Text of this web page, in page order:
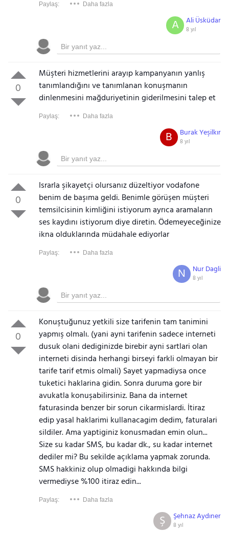
Paylaş: Daha fazla
Ali Üsküdar
8 yıl
A
0
Müşteri hizmetlerini arayıp kampanyanın yanlış
tanımlandığını ve tanımlanan konuşmanın
dinlenmesini mağduriyetinin giderilmesini talep et
Paylaş: Daha fazla
Burak Yeşilkır
8 yıl
B
0
Israrla şikayetçi olursanız düzeltiyor vodafone
benim de başıma geldi. Benimle görüşen müşteri
temsilcisinin kimliğini istiyorum ayrıca aramaların
ses kaydını istiyorum diye diretin. Ödemeyeceğinize
ikna olduklarında müdahale ediyorlar
Paylaş: Daha fazla
Nur Dagli
8 yıl
N
0
Konuştuğunuz yetkili size tarifenin tam tanimini
yapmış olmalı. (yani ayni tarifenin sadece interneti
dusuk olani dediginizde birebir ayni sartlari olan
interneti disinda herhangi birseyi farkli olmayan bir
tarife tarif etmis olmali) Sayet yapmadiysa once
tuketici haklarina gidin. Sonra duruma gore bir
avukatla konuşabilirsiniz. Bana da internet
faturasinda benzer bir sorun cikarmislardi. İtiraz
edip yasal haklarimi kullanacagim dedim, faturalari
sildiler. Ama yaptiginiz konusmadan emin olun...
Size su kadar SMS, bu kadar dk., su kadar internet
dediler mi? Bu sekilde açıklama yapmak zorunda.
SMS hakkiniz olup olmadigi hakkında bilgi
vermediyse %100 itiraz edin...
Paylaş: Daha fazla
Şehnaz Aydıner
8 yıl
Ş